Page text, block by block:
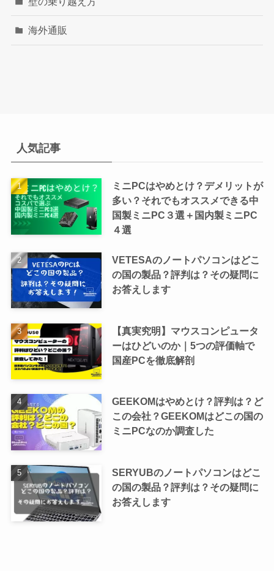
海外通販
人気記事
ミニPCはやめとけ？デメリットが
多い？それでもオススメできる中
国製ミニPC３選＋国内製ミニPC
４選
VETESAのノートパソコンはどこ
の国の製品？評判は？その疑問に
お答えします
【真実究明】マウスコンピュータ
ーはひどいのか｜5つの評価軸で
国産PCを徹底解剖
GEEKOMはやめとけ？評判は？ど
この会社？GEEKOMはどこの国の
ミニPCなのか調査した
SERYUBのノートパソコンはどこ
の国の製品？評判は？その疑問に
お答えします